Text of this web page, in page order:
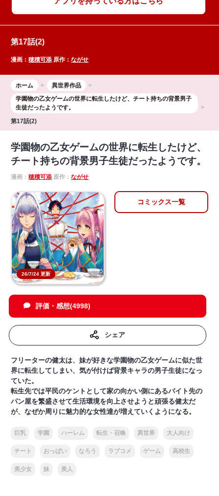
第17話(2)
漫画：穂積可添 原作：ながせ
ホーム
異世界作品
学園物の乙女ゲームの世界に転生したけど、チート持ちの背景男子
生徒だったようです。
第17話(2)
学園物の乙女ゲームの世界に転生したけど、
チート持ちの背景男子生徒だったようです。
漫画：穂積可添 原作：ながせ
26/7/24 更新
コミックス一覧
評価・感想(4998)
シェア
フリーターの健太は、妹が好きな学園物の乙女ゲームに似た世
界に転生してしまい、気が付けば背景キャラの男子生徒になっ
ていた。
転生先では平民のケントとして家の向かい側にあるバイト先の
パン屋を繁盛させて生活環境を向上させようと頑張る健太だ
が、なぜか周りに魅力的な女性達が増えていくようになる。
巨乳 学園 ハーレム 転生・召喚 異世界 大人向け
チート おっぱい なろう ラブコメ ゲーム 高校生
美少女 妹 美人